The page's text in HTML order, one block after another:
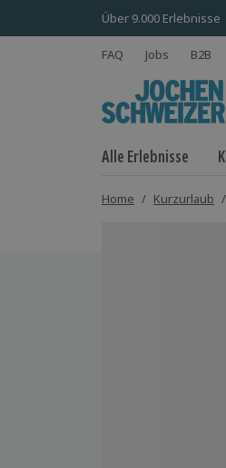
Über 9.000 Erlebnisse
FAQ Jobs B2B
Alle Erlebnisse
Home / Kurzurlaub /